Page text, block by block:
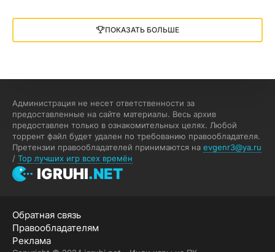
13 ГБ 2025
MAFIA: THE OLD COUNTRY
44.98 ГБ 2025
04.12.2025
5.43 ГБ
04.12.2025
ПОКАЗАТЬ БОЛЬШЕ
IGRUHI.NET
Администрация не несет ответственности за
предоставленные на сайте материалы. Весь архив
предоставлен только в ознакомительных целях. Любой
торрент файл будет удален по требованию правообладателя.
Претензии правообладателей принимаются на evgenr3@ya.ru
/ Top лучших игр всех времён
Обратная связь
Правообладателям
Реклама